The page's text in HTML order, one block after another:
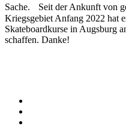
Sache. Seit der Ankunft von
Kriegsgebiet Anfang 2022 hat
Skateboardkurse in Augsburg
schaffen. Danke!